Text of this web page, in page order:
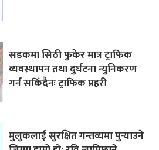
सडकमा सिठी फुकेर मात्र ट्राफिक
व्यवस्थापन तथा दुर्घटना न्युनिकरण
गर्न सकिँदैनः ट्राफिक प्रहरी
मुलुकलाई सुरक्षित गन्तव्यमा पुर्‍याउने